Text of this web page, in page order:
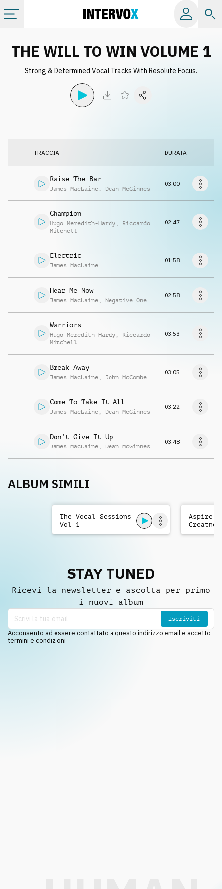
Album
Richiedi musica
THE WILL TO WIN VOLUME 1
Strong & Determined Vocal Tracks With Resolute Focus.
TRACCIA DURATA
Raise The Bar
James MacLaine , Dean McGinnes
03:00
Champion
Hugo Meredith-Hardy , Riccardo
Mitchell
02:47
Electric
James MacLaine
01:58
Hear Me Now
James MacLaine , Negative One
02:58
Warriors
Hugo Meredith-Hardy , Riccardo
Mitchell
03:53
Break Away
James MacLaine , John McCombe
03:05
Come To Take It All
James MacLaine , Dean McGinnes
03:22
Don't Give It Up
James MacLaine , Dean McGinnes
03:48
ALBUM SIMILI
The Vocal Sessions
Vol 1
Aspire
STAY TUNED
Ricevi la newsletter e ascolta per primo
i nuovi album
Iscriviti
Acconsento ad essere contattato a questo indirizzo email e accetto
termini e condizioni